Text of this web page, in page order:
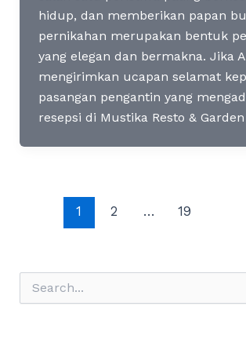
hidup, dan memberikan papan
pernikahan merupakan bentuk
yang elegan dan bermakna. Jika
mengirimkan ucapan selamat
pasangan pengantin yang
resepsi di Mustika Resto &
pagination
1 2 … 19